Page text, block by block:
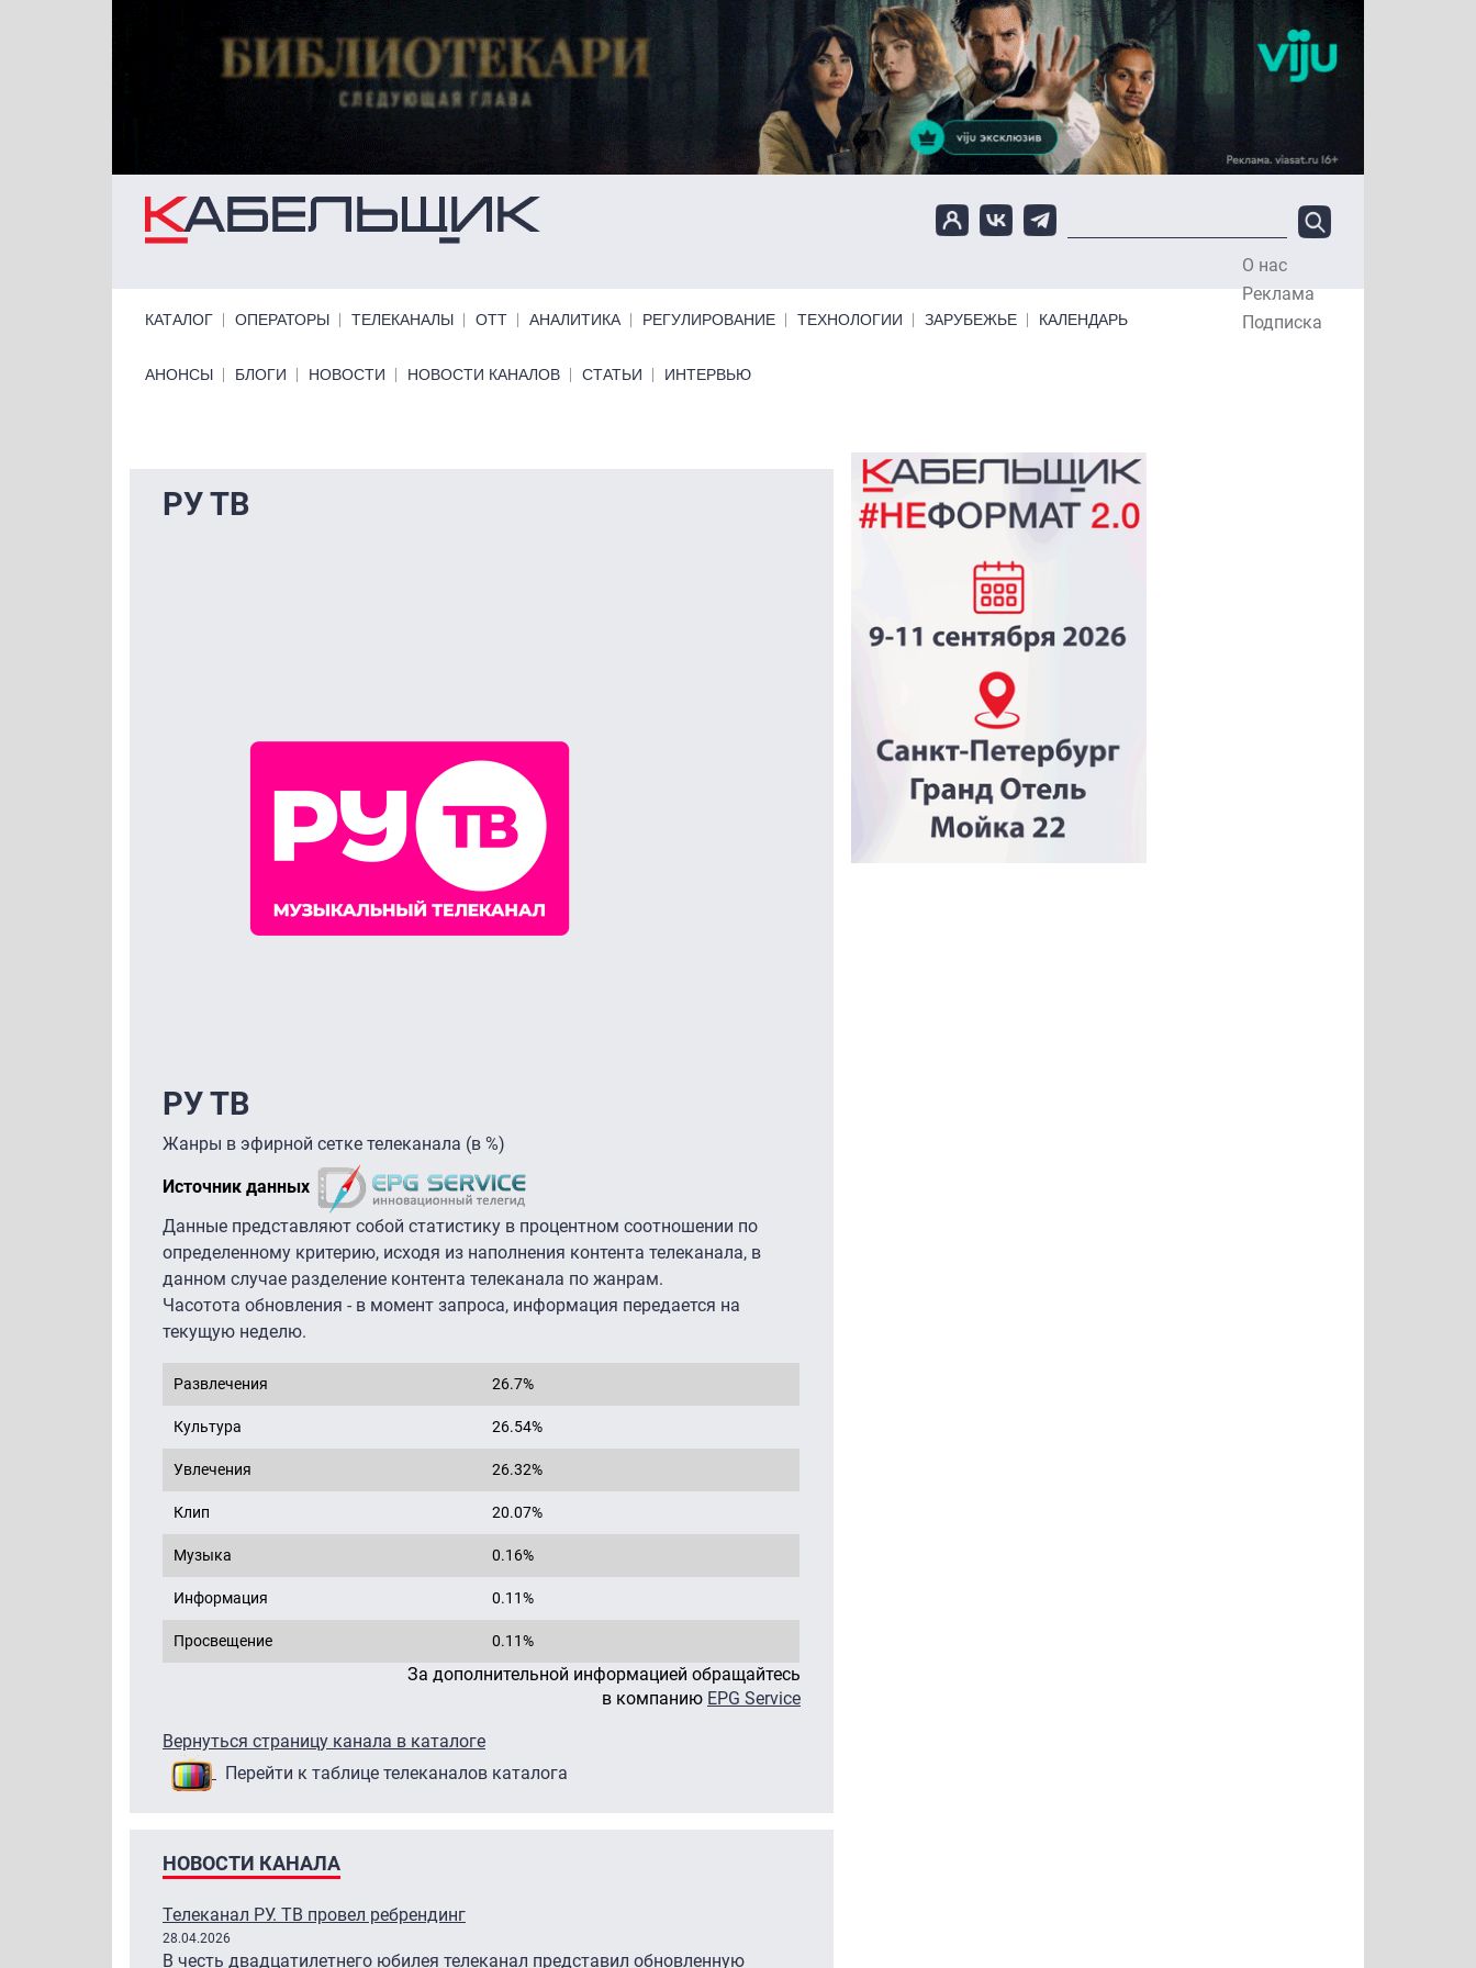
О нас
Реклама
Подписка
КАТАЛОГ ОПЕРАТОРЫ ТЕЛЕКАНАЛЫ ОТТ АНАЛИТИКА РЕГУЛИРОВАНИЕ ТЕХНОЛОГИИ ЗАРУБЕЖЬЕ КАЛЕНДАРЬ
Primary links bottom
АНОНСЫ БЛОГИ НОВОСТИ НОВОСТИ КАНАЛОВ СТАТЬИ ИНТЕРВЬЮ
РУ ТВ
РУ ТВ
Жанры в эфирной сетке телеканала (в %)
Источник данных
Данные представляют собой статистику в процентном соотношении по
определенному критерию, исходя из наполнения контента телеканала, в
данном случае разделение контента телеканала по жанрам.
Часотота обновления - в момент запроса, информация передается на
текущую неделю.
Развлечения 26.7%
Культура 26.54%
Увлечения 26.32%
Клип 20.07%
Музыка 0.16%
Информация 0.11%
Просвещение 0.11%
За дополнительной информацией обращайтесь
в компанию EPG Service
Вернуться страницу канала в каталоге
Перейти к таблице телеканалов каталога
НОВОСТИ КАНАЛА
Телеканал РУ. ТВ провел ребрендинг
28.04.2026
В честь двадцатилетнего юбилея телеканал представил обновленную